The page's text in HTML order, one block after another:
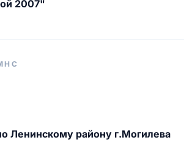
2007"
Ленинскому району г.Могилева